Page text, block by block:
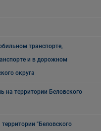
транспорте,
и в дорожном
округа
территории Беловского
"Беловского